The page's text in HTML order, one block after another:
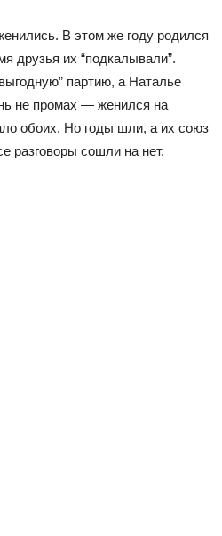
В этом же году родился
друзья их “подкалывали”.
партию, а Наталье
не промах — женился на
обоих. Но годы шли, а их союз
разговоры сошли на нет.